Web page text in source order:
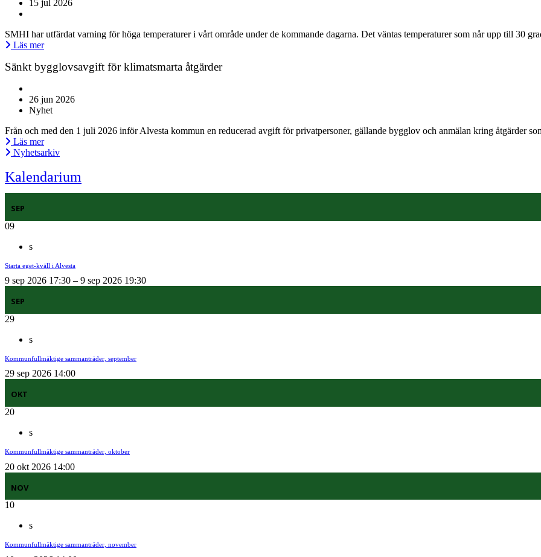
15 jul 2026
SMHI har utfärdat varning för höga temperaturer i vårt område under de kommande dagarna. Det väntas temperaturer som når upp till 30
Läs mer
Sänkt bygglovsavgift för klimatsmarta åtgärder
26 jun 2026
Nyhet
Från och med den 1 juli 2026 inför Alvesta kommun en reducerad avgift för privatpersoner, gällande bygglov och anmälan kring åtgärder
Läs mer
Nyhetsarkiv
Kalendarium
SEP
09
s
Starta eget-kväll i Alvesta
9 sep 2026 17:30 – 9 sep 2026 19:30
SEP
29
s
Kommunfullmäktige sammanträder, september
29 sep 2026 14:00
OKT
20
s
Kommunfullmäktige sammanträder, oktober
20 okt 2026 14:00
NOV
10
s
Kommunfullmäktige sammanträder, november